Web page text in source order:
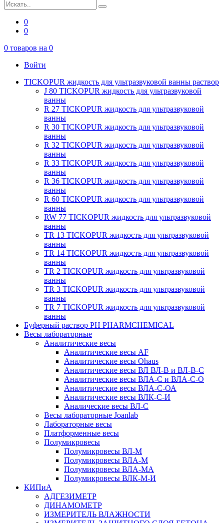
0
0
0 товаров на 0
Войти
TICKOPUR жидкость для ультразвуковой ванны раствор
J 80 TICKOPUR жидкость для ультразвуковой
ванны
R 27 TICKOPUR жидкость для ультразвуковой
ванны
R 30 TICKOPUR жидкость для ультразвуковой
ванны
R 32 TICKOPUR жидкость для ультразвуковой
ванны
R 33 TICKOPUR жидкость для ультразвуковой
ванны
R 36 TICKOPUR жидкость для ультразвуковой
ванны
R 60 TICKOPUR жидкость для ультразвуковой
ванны
RW 77 TICKOPUR жидкость для ультразвуковой
ванны
TR 13 TICKOPUR жидкость для ультразвуковой
ванны
TR 14 TICKOPUR жидкость для ультразвуковой
ванны
TR 2 TICKOPUR жидкость для ультразвуковой
ванны
TR 3 TICKOPUR жидкость для ультразвуковой
ванны
TR 7 TICKOPUR жидкость для ультразвуковой
ванны
Буферный раствор PH PHARMCHEMICAL
Весы лабораторные
Аналитические весы
Аналитические весы AF
Аналитические весы Ohaus
Аналитические весы ВЛ ВЛ-В и ВЛ-В-С
Аналитические весы ВЛА-С и ВЛА-С-О
Аналитические весы ВЛА-С-ОА
Аналитические весы ВЛК-С-И
Аналические весы ВЛ-С
Весы лабораторные Joanlab
Лабораторные весы
Платформенные весы
Полумикровесы
Полумикровесы ВЛ-М
Полумикровесы ВЛА-М
Полумикровесы ВЛА-МА
Полумикровесы ВЛК-М-И
КИПиА
АДГЕЗИМЕТР
ДИНАМОМЕТР
ИЗМЕРИТЕЛЬ ВЛАЖНОСТИ